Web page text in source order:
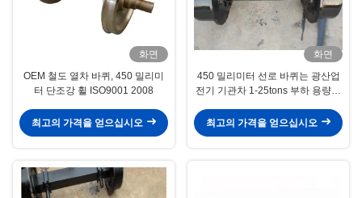
화면
OEM 철도 열차 바퀴, 450 밀리미
터 단조강 휠 ISO9001 2008
최고의 가격을 얻으십시오
화면
450 밀리미터 선로 바퀴는 광산업
전기 기관차 1-25tons 부하 용량에
최고의 가격을 얻으십시오